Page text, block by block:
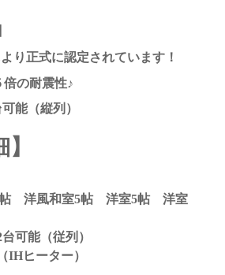
り正式に認定されています！
の耐震性♪
能（縦列）
洋風和室5帖 洋室5帖 洋室
可能（従列）
IHヒーター）